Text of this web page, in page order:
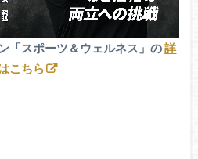
「スポーツ＆ウェルネス」の詳
こちら